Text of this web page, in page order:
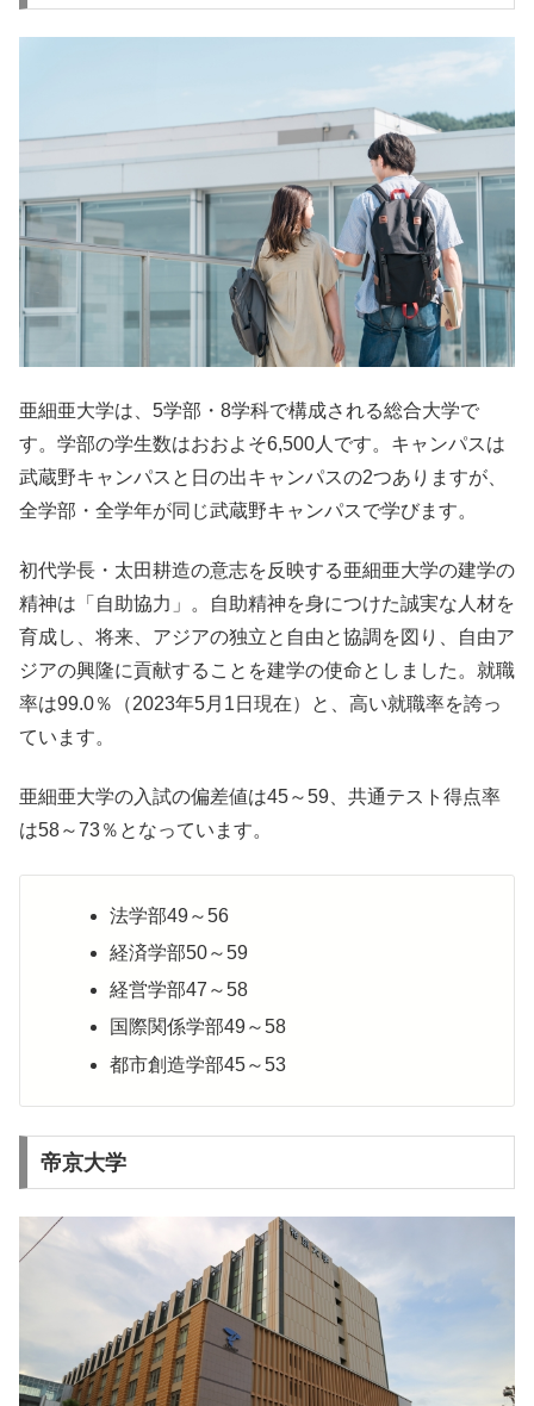
亜細亜大学は、5学部・8学科で構成される総合大学で
す。学部の学生数はおおよそ6,500人です。キャンパスは
武蔵野キャンパスと日の出キャンパスの2つありますが、
全学部・全学年が同じ武蔵野キャンパスで学びます。
初代学長・太田耕造の意志を反映する亜細亜大学の建学の
精神は「自助協力」。自助精神を身につけた誠実な人材を
育成し、将来、アジアの独立と自由と協調を図り、自由ア
ジアの興隆に貢献することを建学の使命としました。就職
率は99.0％（2023年5月1日現在）と、高い就職率を誇っ
ています。
亜細亜大学の入試の偏差値は45～59、共通テスト得点率
は58～73％となっています。
法学部49～56
経済学部50～59
経営学部47～58
国際関係学部49～58
都市創造学部45～53
帝京大学